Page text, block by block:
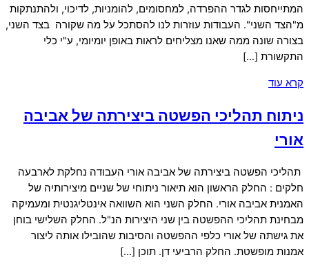
המתייחסות לגדר ההפרדה, למחסומים, להומניות, לדיכוי, ולהתנתקות
מ"הצד השני". העבודות עוזרות לנו להסתכל על מה שקורה בצד השני,
בצורה שונה ממה שאנו מצליחים לראות באופן יומיומי, ע"י כלי
התקשורת […]
קרא עוד
ניתוח תהליכי הפשטה ביצירתה של אביבה
אורי
תהליכי הפשטה ביצירתה של אביבה אורי העבודה נחלקת לארבעה
חלקים : החלק הראשון הוא תיאור ניתוחי של שניים מיצירותיה של
האמנית אביבה אורי. החלק השני הוא השוואה אינטליגנטית ומעמיקה
מבחינת תהליכי ההפשטה בין שני היצירות הנ"ל. החלק השלישי בוחן
את גישתה של אורי כלפי ההפשטה והסיבות שהובילו אותה ליצור
אמנות מופשטת. החלק הרביעי דן. תוכן […]